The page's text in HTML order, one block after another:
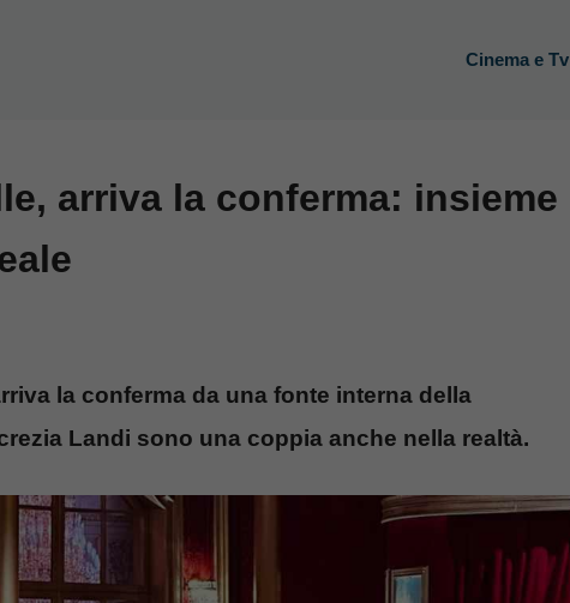
Cinema e Tv
arriva la conferma: insieme
la conferma da una fonte interna della
Landi sono una coppia anche nella realtà.